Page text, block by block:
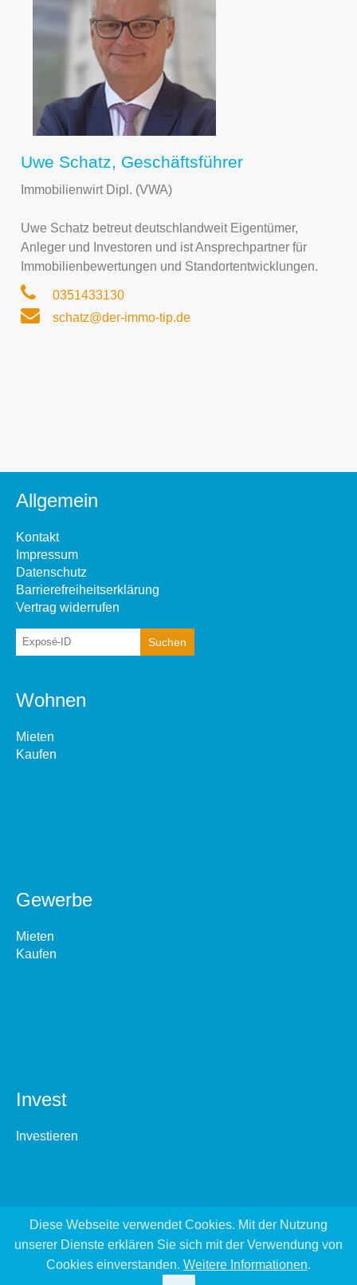
Uwe Schatz, Geschäftsführer
Immobilienwirt Dipl. (VWA)
Uwe Schatz betreut deutschlandweit Eigentümer,
Anleger und Investoren und ist Ansprechpartner für
Immobilienbewertungen und Standortentwicklungen.
0351433130
schatz@der-immo-tip.de
Allgemein
Kontakt
Impressum
Datenschutz
Barrierefreiheitserklärung
Vertrag widerrufen
Wohnen
Mieten
Kaufen
Gewerbe
Mieten
Kaufen
Invest
Investieren
Diese Webseite verwendet Cookies. Mit der Nutzung
unserer Dienste erklären Sie sich mit der Verwendung von
Cookies einverstanden. Weitere Informationen.